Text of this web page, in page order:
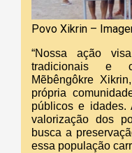
Povo Xikrin –
“Nossa ação
tradicionais e
Mẽbêngôkre
própria
públicos e idades.
valorização dos
busca a
essa população